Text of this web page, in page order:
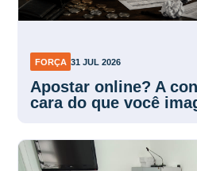
FORÇA 31 JUL 2026
Apostar online? A
cara do que você